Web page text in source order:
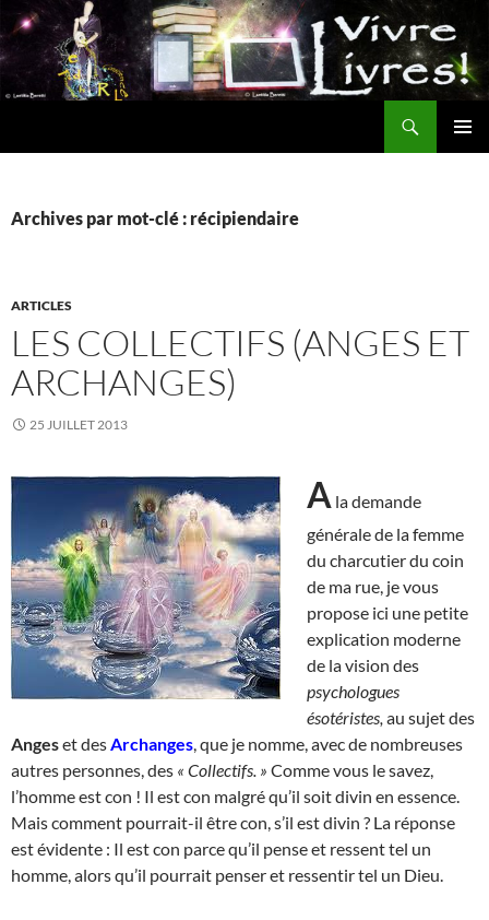
Aller
au
contenu
Archives par mot-clé : récipiendaire
ARTICLES
LES COLLECTIFS (ANGES ET
ARCHANGES)
25 JUILLET 2013
A la demande
générale de la femme
du charcutier du coin
de ma rue, je vous
propose ici une petite
explication moderne
de la vision des
psychologues
ésotéristes, au sujet des
Angeset des Archanges , que je nomme, avec de nombreuses
autres personnes, des « Collectifs. » Comme vous le savez,
l’homme est con ! Il est con malgré qu’il soit divin en essence.
Mais comment pourrait-il être con, s’il est divin ? La réponse
est évidente : Il est con parce qu’il pense et ressent tel un
homme, alors qu’il pourrait penser et ressentir tel un Dieu.